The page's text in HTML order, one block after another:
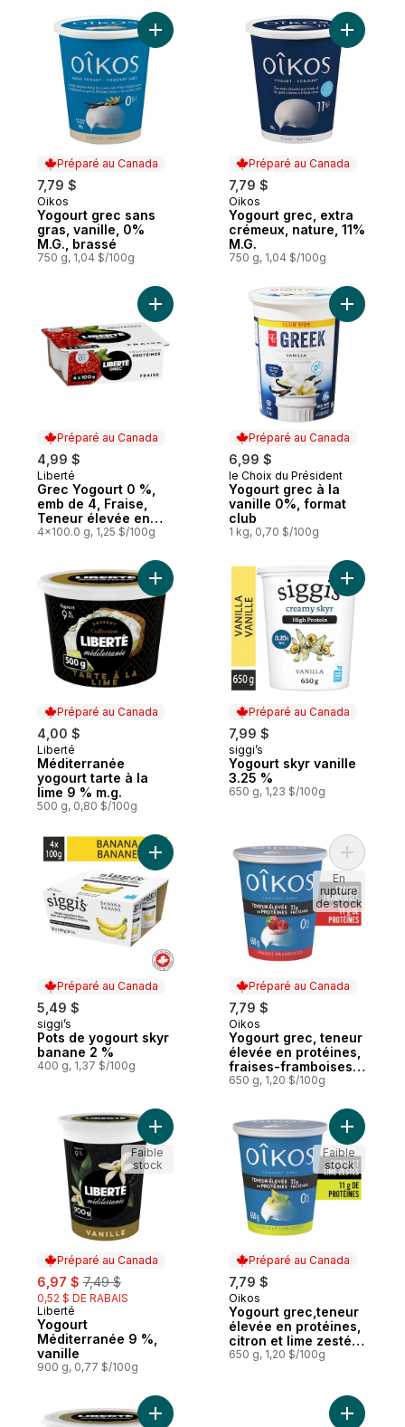
Préparé au Canada
7,79 $
Préparé au Canada
Oikos
Yogourt grec sans
gras, vanille, 0%
M.G., brassé
750 g, 1,04 $/100g
Ajouter Yogourt grec sans gras, vanille,
Préparé au Canada
7,79 $
Préparé au Canada
Oikos
Yogourt grec, extra
crémeux, nature, 11%
M.G.
750 g, 1,04 $/100g
Ajouter
Préparé au Canada
4,99 $
Préparé au Canada
Liberté
Grec Yogourt 0 %,
emb de 4, Fraise,
Teneur élevée en
protéines et en
4x100.0 g, 1,25 $/100g
Ajouter Grec Yogourt 0 %, emb de 4,
Préparé au Canada
6,99 $
Préparé au Canada
le Choix du Président
Yogourt grec à la
vanille 0%, format
club
1 kg, 0,70 $/100g
Préparé au Canada
4,00 $
Préparé au Canada
Liberté
Méditerranée
yogourt tarte à la
lime 9 % m.g.
500 g, 0,80 $/100g
Ajouter Méditerranée yogourt tarte à la
Préparé au Canada
7,99 $
Préparé au Canada
siggi’s
Yogourt skyr vanille
3.25 %
650 g, 1,23 $/100g
Ajouter
Préparé au Canada
5,49 $
Préparé au Canada
siggi’s
Pots de yogourt skyr
banane 2 %
400 g, 1,37 $/100g
Ajouter Pots de yogourt skyr banane 2 %
Préparé au Canada
7,79 $
Préparé au Canada
Oikos
Yogourt grec, teneur
élevée en protéines,
fraises-framboises,
brassé
650 g, 1,20 $/100g
Ajouter
En
rupture
de stock
Préparé au Canada
sale:
6,97 $ , formerly:
7,49 $
0,52 $ DE RABAIS
Préparé au Canada
Liberté
Yogourt
Méditerranée 9 %,
vanille
900 g, 0,77 $/100g
Ajouter Yogourt Méditerranée 9 %,
Faible
stock
Préparé au Canada
7,79 $
Préparé au Canada
Oikos
Yogourt grec,teneur
élevée en protéines,
citron et lime zestés,
brassé
650 g, 1,20 $/100g
Ajouter
Faible
stock
Ajouter Yogourt Méditerranée 9 %Ajouter